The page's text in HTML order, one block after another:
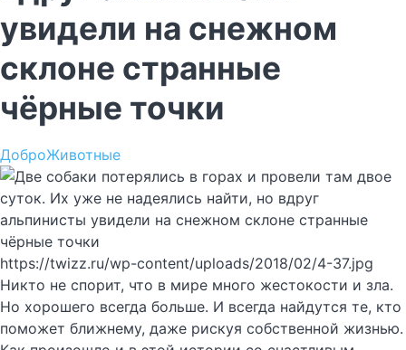
увидели на снежном
склоне странные
чёрные точки
ДоброЖивотные
https://twizz.ru/wp-content/uploads/2018/02/4-37.jpg
Никто не спорит, что в мире много жестокости и зла.
Но хорошего всегда больше. И всегда найдутся те, кто
поможет ближнему, даже рискуя собственной жизнью.